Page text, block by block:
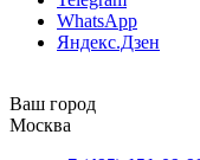
WhatsApp
Яндекс.Дзен
Ваш город
Москва